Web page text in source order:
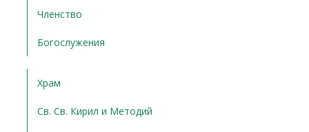
Членство
Богослужения
Храм
Св. Св. Кирил и Методий